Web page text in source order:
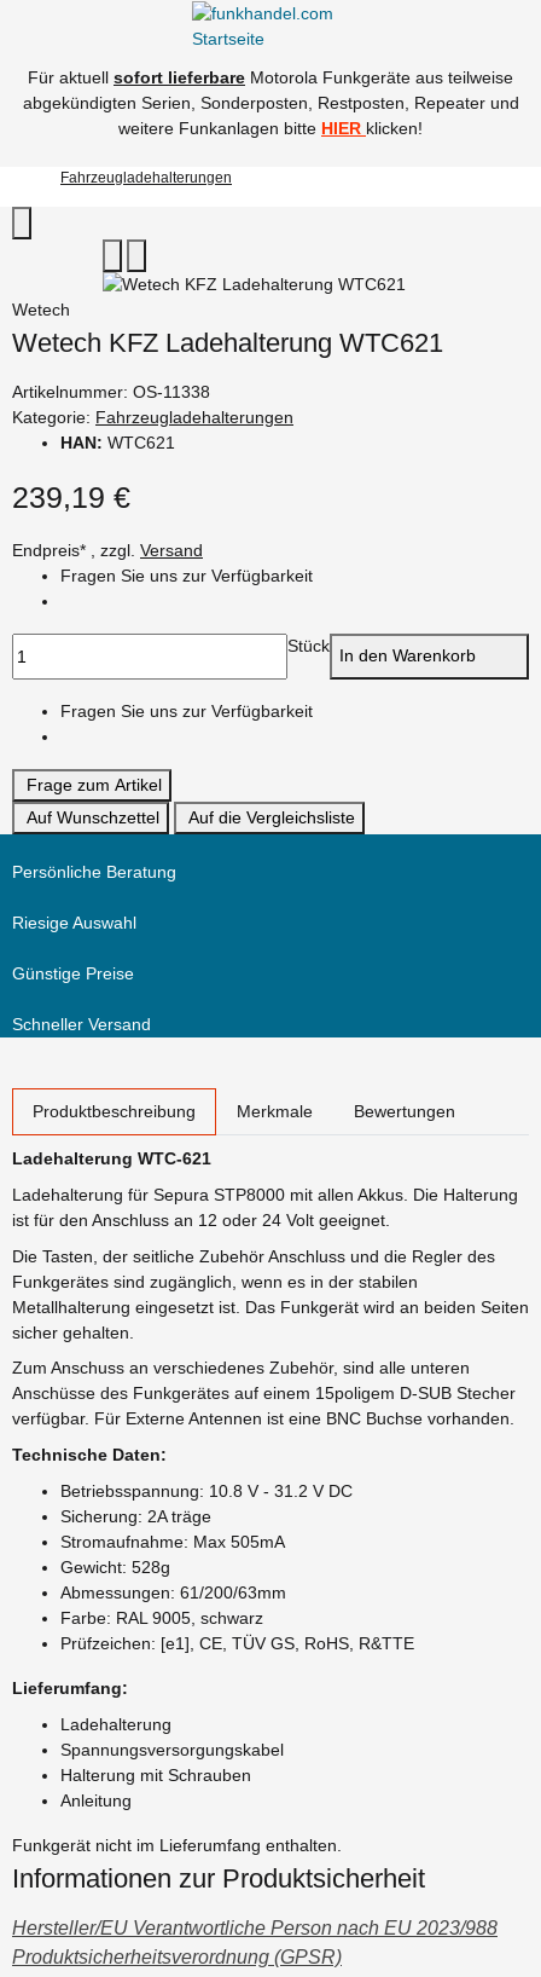
Für aktuell sofort lieferbare Motorola Funkgeräte aus teilweise
abgekündigten Serien, Sonderposten, Restposten, Repeater und
weitere Funkanlagen bitte HIER klicken!
Fahrzeugladehalterungen
Wetech
Wetech KFZ Ladehalterung WTC621
Artikelnummer: OS-11338
Kategorie: Fahrzeugladehalterungen
HAN: WTC621
239,19 €
Endpreis* , zzgl. Versand
Fragen Sie uns zur Verfügbarkeit
Stück In den Warenkorb
Fragen Sie uns zur Verfügbarkeit
Frage zum Artikel
Auf Wunschzettel
Auf die Vergleichsliste
Persönliche Beratung
Riesige Auswahl
Günstige Preise
Schneller Versand
Produktbeschreibung Merkmale Bewertungen
Ladehalterung WTC-621
Ladehalterung für Sepura STP8000 mit allen Akkus. Die Halterung
ist für den Anschluss an 12 oder 24 Volt geeignet.
Die Tasten, der seitliche Zubehör Anschluss und die Regler des
Funkgerätes sind zugänglich, wenn es in der stabilen
Metallhalterung eingesetzt ist. Das Funkgerät wird an beiden Seiten
sicher gehalten.
Zum Anschuss an verschiedenes Zubehör, sind alle unteren
Anschüsse des Funkgerätes auf einem 15poligem D-SUB Stecher
verfügbar. Für Externe Antennen ist eine BNC Buchse vorhanden.
Technische Daten:
Betriebsspannung: 10.8 V - 31.2 V DC
Sicherung: 2A träge
Stromaufnahme: Max 505mA
Gewicht: 528g
Abmessungen: 61/200/63mm
Farbe: RAL 9005, schwarz
Prüfzeichen: [e1], CE, TÜV GS, RoHS, R&TTE
Lieferumfang:
Ladehalterung
Spannungsversorgungskabel
Halterung mit Schrauben
Anleitung
Funkgerät nicht im Lieferumfang enthalten.
Informationen zur Produktsicherheit
Hersteller/EU Verantwortliche Person nach EU 2023/988
Produktsicherheitsverordnung (GPSR)